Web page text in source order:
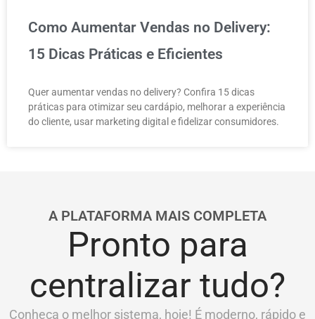
Como Aumentar Vendas no Delivery:
15 Dicas Práticas e Eficientes
Quer aumentar vendas no delivery? Confira 15 dicas
práticas para otimizar seu cardápio, melhorar a experiência
do cliente, usar marketing digital e fidelizar consumidores.
A PLATAFORMA MAIS COMPLETA
Pronto para
centralizar tudo?
Conheça o melhor sistema, hoje! É moderno, rápido e